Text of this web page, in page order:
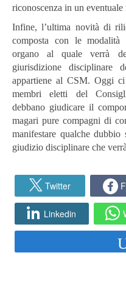
riconoscenza in un eventuale
Infine, l’ultima novità di
composta con le modalità
organo al quale verrà
giurisdizione disciplinare
appartiene al CSM. Oggi
membri eletti del
debbano giudicare il
magari pure compagni di
manifestare qualche
giudizio disciplinare che
Twitter
Linkedin